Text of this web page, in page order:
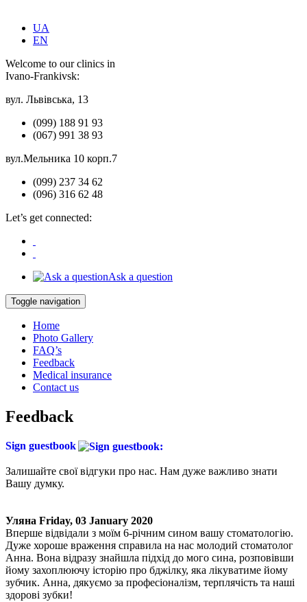
UA
EN
Welcome to our clinics in
Ivano-Frankivsk:
вул. Львівська, 13
(099) 188 91 93
(067) 991 38 93
вул.Мельника 10 корп.7
(099) 237 34 62
(096) 316 62 48
Let’s get connected:
Ask a question
Toggle navigation
Home
Photo Gallery
FAQ’s
Feedback
Medical insurance
Contact us
Feedback
Sign guestbook
Залишайте свої відгуки про нас. Нам дуже важливо знати
Вашу думку.
Уляна Friday, 03 January 2020
Вперше відвідали з моїм 6-річним сином вашу стоматологію.
Дуже хороше враження справила на нас молодий стоматолог
Анна. Вона відразу знайшла підхід до мого сина, розповівши
йому захоплюючу історію про бджілку, яка лікуватиме йому
зубчик. Анна, дякуємо за професіоналізм, терплячість та наші
здорові зубки!